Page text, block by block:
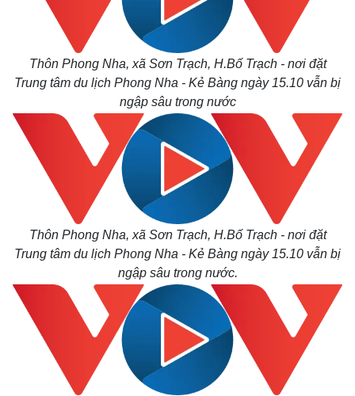
Infographic
Bất động sản
Thị trường
Giá vàng
Thôn Phong Nha, xã Sơn Trạch, H.Bố Trạch - nơi đặt
Trung tâm du lịch Phong Nha - Kẻ Bàng ngày 15.10 vẫn bị
ngập sâu trong nước
Thôn Phong Nha, xã Sơn Trạch, H.Bố Trạch - nơi đặt
Trung tâm du lịch Phong Nha - Kẻ Bàng ngày 15.10 vẫn bị
ngập sâu trong nước.